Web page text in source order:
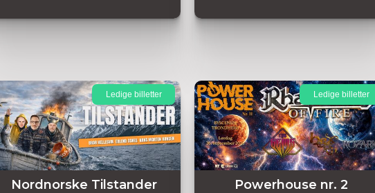
Nordnorske Tilstander
Ledige billetter
Powerhouse nr. 2
Ledige billetter